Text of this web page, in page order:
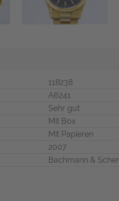
118238
A6241
Sehr gut
Mit Box
Mit Papieren
2007
Bachmann &